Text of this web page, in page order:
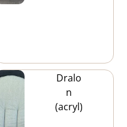
Dralo
n
(acryl)